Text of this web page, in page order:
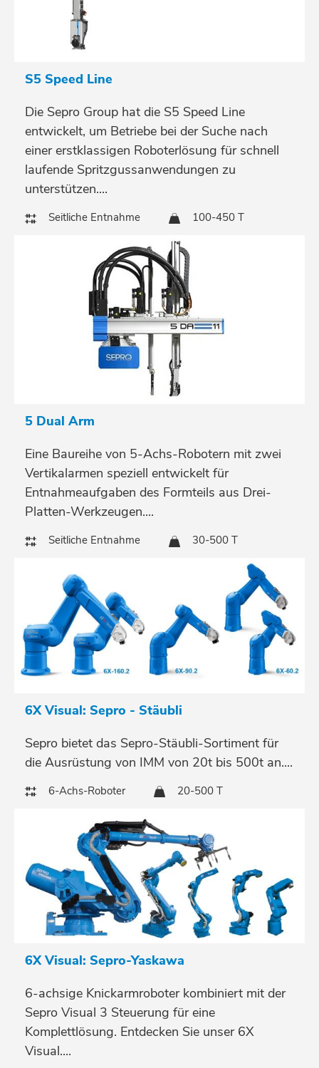
S5 Speed Line
Die Sepro Group hat die S5 Speed Line
entwickelt, um Betriebe bei der Suche nach
einer erstklassigen Roboterlösung für schnell
laufende Spritzgussanwendungen zu
unterstützen....
Seitliche Entnahme 100-450 T
5 Dual Arm
Eine Baureihe von 5-Achs-Robotern mit zwei
Vertikalarmen speziell entwickelt für
Entnahmeaufgaben des Formteils aus Drei-
Platten-Werkzeugen....
Seitliche Entnahme 30-500 T
6X Visual: Sepro - Stäubli
Sepro bietet das Sepro-Stäubli-Sortiment für
die Ausrüstung von IMM von 20t bis 500t an....
6-Achs-Roboter 20-500 T
6X Visual: Sepro-Yaskawa
6-achsige Knickarmroboter kombiniert mit der
Sepro Visual 3 Steuerung für eine
Komplettlösung. Entdecken Sie unser 6X
Visual....